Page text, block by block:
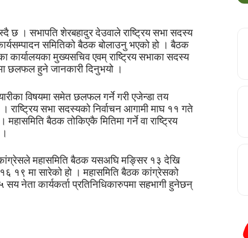
छ । सभापति शेरबहादुर देउवाले राष्ट्रिय सभा सदस्य
समितिको बैठक बोलाउनु भएको हो । बैठक
मुख्यसचिव एवम् राष्ट्रिय सभाका सदस्य
छलफल हुने जानकारी दिनुभयो ।
विषयमा समेत छलफल गर्ने गरी एजेन्डा तय
सभा सदस्यको निर्वाचन आगामी माघ ११ गते
बैठक तोकिएकै मितिमा गर्ने वा राष्ट्रिय
महासमिति बैठक यसअघि मङ्सिर १३ देखि
१९ मा सारेको हो । महासमिति बैठक कांग्रेसको
नेता कार्यकर्ता प्रतिनिधिकारुपमा सहभागी हुनेछन्